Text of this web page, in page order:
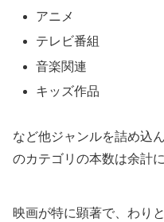
アニメ
テレビ番組
音楽関連
キッズ作品
など他ジャンルを詰め込
のカテゴリの本数は余計
映画が特に顕著で、わり